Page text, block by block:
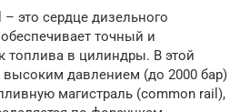
это сердце дизельного
точный и
в цилиндры. В этой
высоким давлением (до 2000 бар)
магистраль (common rail),